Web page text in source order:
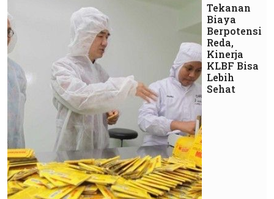
Tekanan
Biaya
Berpotensi
Reda,
Kinerja
KLBF Bisa
Lebih
Sehat